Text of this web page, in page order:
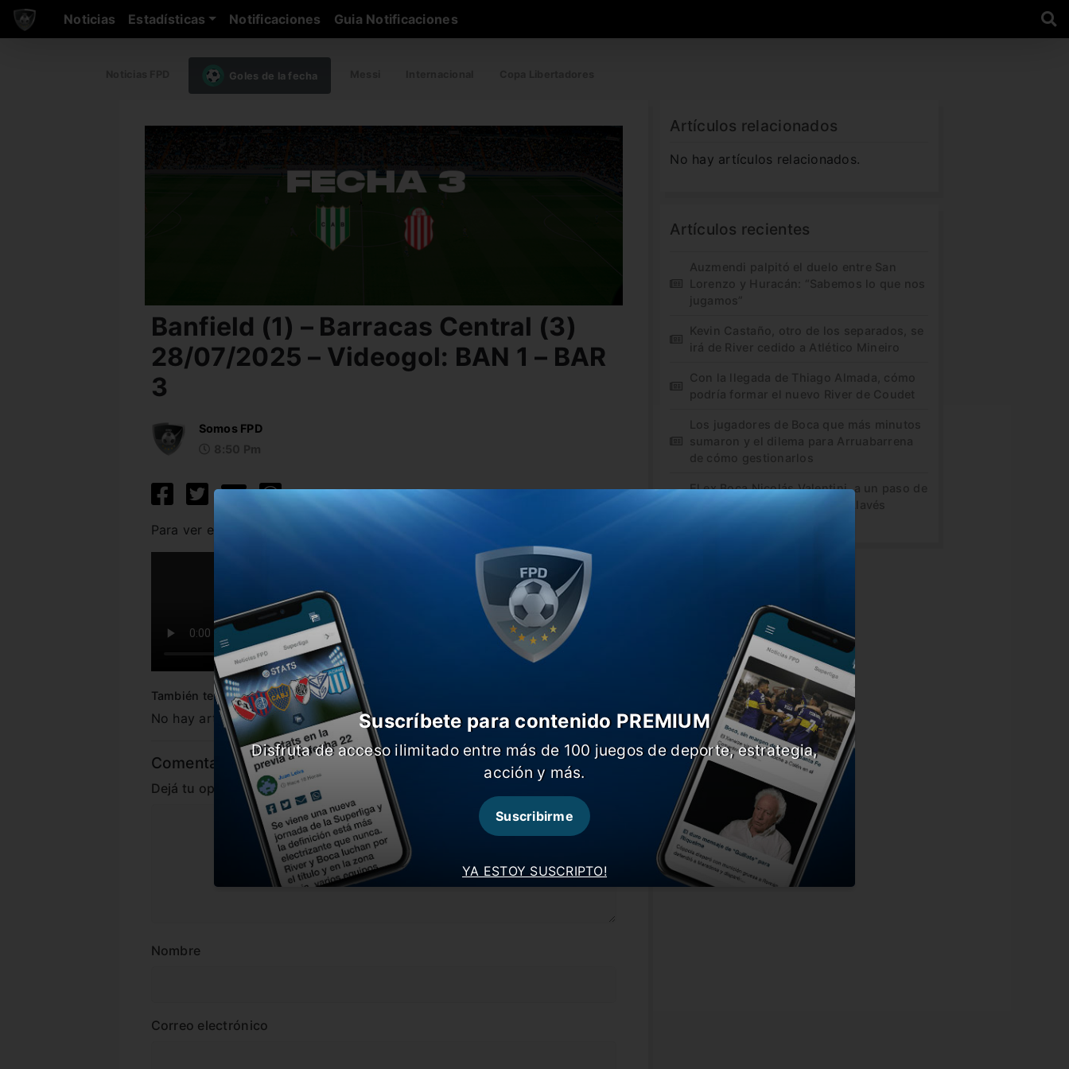
Noticias Estadísticas Notificaciones Guia Notificaciones
Goles de la fecha
Banfield (1) – Barracas Central (3)
28/07/2025 – Videogol: BAN 1 – BAR
3
Somos FPD
Para ver el video, haz click sobre el video.
También te puede interesar
No hay artículos relacionados.
Comentarios
Dejá tu opinión acá!
Nombre
Correo electrónico
Artículos relacionados
No hay artículos relacionados.
Artículos recientes
Auzmendi palpitó el duelo entre San
Lorenzo y Huracán: “Sabemos lo que nos
jugamos”
Kevin Castaño, otro de los separados, se
irá de River cedido a Atlético Mineiro
Con la llegada de Thiago Almada, cómo
podría formar el nuevo River de Coudet
Los jugadores de Boca que más minutos
sumaron y el dilema para Arruabarrena
de cómo gestionarlos
El ex Boca Nicolás Valentini, a un paso de
convertirse en refuerzo del Alavés
YA ESTOY SUSCRIPTO!
Suscríbete para contenido PREMIUM
Disfruta de acceso ilimitado entre más de 100 juegos de deporte, estrategia,
acción y más.
Suscribirme